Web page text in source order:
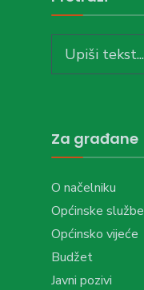
for:
Za građane
O načelniku
Općinske službe
Općinsko vijeće
Budžet
Javni pozivi